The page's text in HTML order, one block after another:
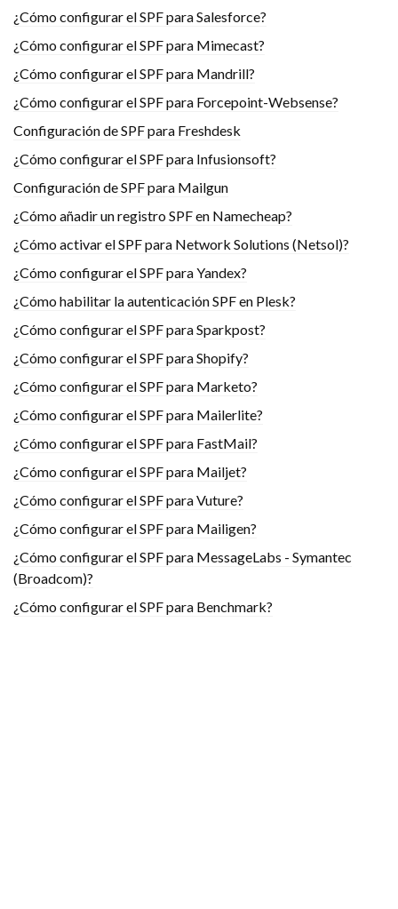
¿Cómo configurar el SPF para Salesforce?
¿Cómo configurar el SPF para Mimecast?
¿Cómo configurar el SPF para Mandrill?
¿Cómo configurar el SPF para Forcepoint-Websense?
Configuración de SPF para Freshdesk
¿Cómo configurar el SPF para Infusionsoft?
Configuración de SPF para Mailgun
¿Cómo añadir un registro SPF en Namecheap?
¿Cómo activar el SPF para Network Solutions (Netsol)?
¿Cómo configurar el SPF para Yandex?
¿Cómo habilitar la autenticación SPF en Plesk?
¿Cómo configurar el SPF para Sparkpost?
¿Cómo configurar el SPF para Shopify?
¿Cómo configurar el SPF para Marketo?
¿Cómo configurar el SPF para Mailerlite?
¿Cómo configurar el SPF para FastMail?
¿Cómo configurar el SPF para Mailjet?
¿Cómo configurar el SPF para Vuture?
¿Cómo configurar el SPF para Mailigen?
¿Cómo configurar el SPF para MessageLabs - Symantec
(Broadcom)?
¿Cómo configurar el SPF para Benchmark?